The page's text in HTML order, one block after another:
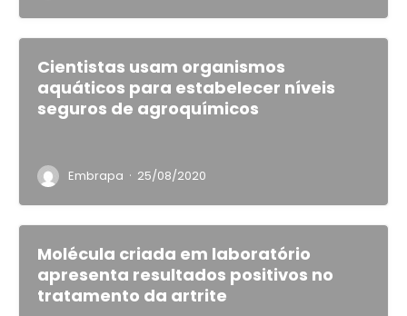
Cientistas usam organismos
aquáticos para estabelecer níveis
seguros de agroquímicos
Embrapa · 25/08/2020
Molécula criada em laboratório
apresenta resultados positivos no
tratamento da artrite